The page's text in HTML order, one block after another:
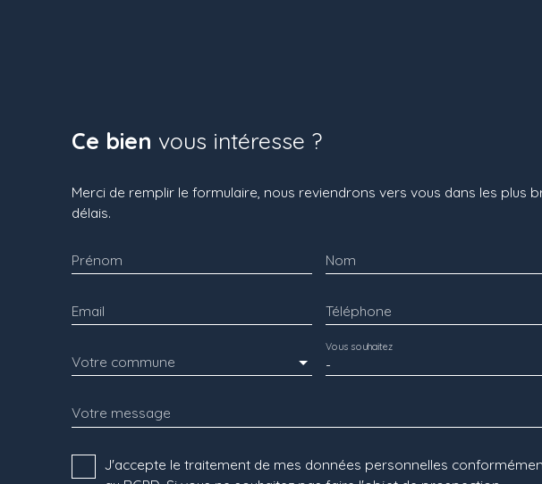
Ce bien vous intéresse ?
Merci de remplir le formulaire, nous reviendrons vers vous dans les plus
délais.
Prénom Nom
Email Téléphone
Votre commune -
Vous souhaitez
Votre message
J'accepte le traitement de mes données personnelles